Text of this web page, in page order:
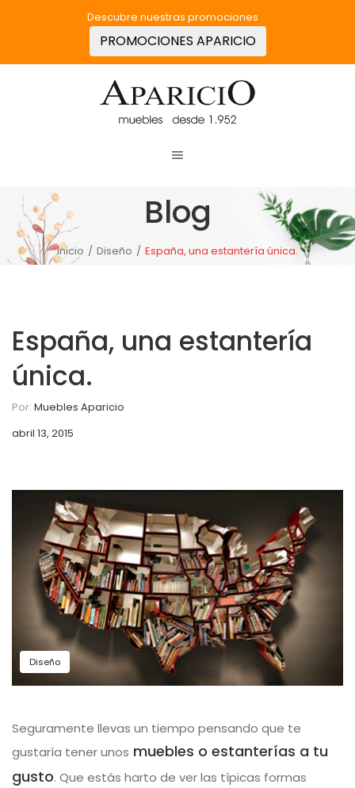
Descubre nuestras promociones
PROMOCIONES APARICIO
Blog
Inicio / Diseño / España, una estantería única.
España, una estantería
única.
Por: Muebles Aparicio
abril 13, 2015
Diseño
Seguramente llevas un tiempo pensando que te
gustaría tener unos muebles o estanterías a tu
gusto. Que estás harto de ver las típicas formas